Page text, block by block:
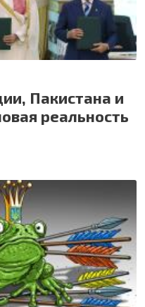
Пакистана и
реальность